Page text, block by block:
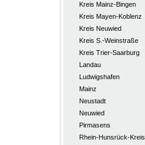
Kreis Mainz-Bingen
Kreis Mayen-Koblenz
Kreis Neuwied
Kreis S.-Weinstraße
Kreis Trier-Saarburg
Landau
Ludwigshafen
Mainz
Neustadt
Neuwied
Pirmasens
Rhein-Hunsrück-Kreis